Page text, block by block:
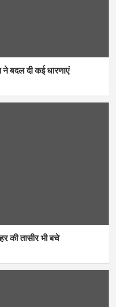
बदल दी कई धारणाएं
की तासीर भी बचे